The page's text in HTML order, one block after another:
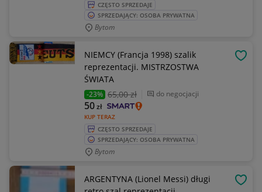
CZĘSTO SPRZEDAJE
SPRZEDAJĄCY: OSOBA PRYWATNA
Bytom
NIEMCY (Francja 1998) szalik
reprezentacji. MISTRZOSTWA
ŚWIATA
-23% 65,00 zł do negocjacji
KUP TERAZ
50zł
CZĘSTO SPRZEDAJE
SPRZEDAJĄCY: OSOBA PRYWATNA
Bytom
ARGENTYNA (Lionel Messi) długi